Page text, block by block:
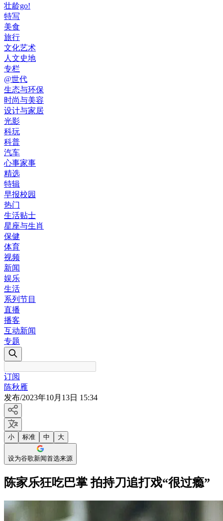
壮龄go!
特写
美食
旅行
文化艺术
人文史地
专栏
@世代
生态与环保
时尚与美容
设计与家居
光影
科玩
科普
汽车
心事家事
精选
特辑
早报校园
热门
生活贴士
星座与生肖
保健
体育
视频
新闻
娱乐
生活
系列节目
直播
播客
互动新闻
专题
订阅
陈秋雁
发布/2023年10月13日 15:34
小 标准 中 大
设为谷歌新闻首选来源
陈家乐狂吃巴掌 拍持刀追打戏“很过瘾”